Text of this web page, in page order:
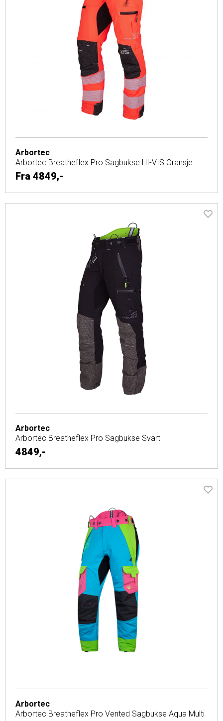
Arbortec
Arbortec Breatheflex Pro Sagbukse HI-VIS Oransje
Fra 4849,-
Arbortec
Arbortec Breatheflex Pro Sagbukse Svart
4849,-
Arbortec
Arbortec Breatheflex Pro Vented Sagbukse Aqua Multi